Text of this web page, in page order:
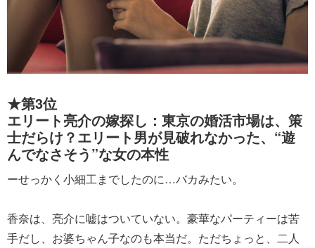
★第3位
エリート亮介の嫁探し：東京の婚活市場は、策
士だらけ？エリート男が見破れなかった、“遊
んでなさそう”な女の本性
ーせっかく小細工までしたのに…バカみたい。
香奈は、亮介に嘘はついていない。豪華なパーティーは苦
手だし、お婆ちゃん子なのも本当だ。ただちょっと、二人